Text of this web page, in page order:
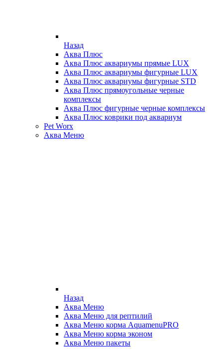
Назад
Аква Плюс
Аква Плюс аквариумы прямые LUX
Аква Плюс аквариумы фигурные LUX
Аква Плюс аквариумы фигурные STD
Аква Плюс прямоугольные черные
комплексы
Аква Плюс фигурные черные комплексы
Аква Плюс коврики под аквариум
Pet Worx
Аква Меню
Назад
Аква Меню
Аква Меню для рептилий
Аква Меню корма AquamenuPRO
Аква Меню корма эконом
Аква Меню пакеты